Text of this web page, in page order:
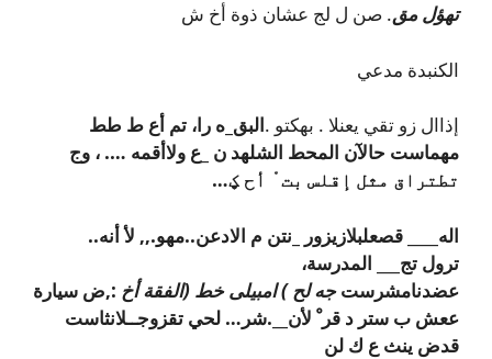
تهؤل مق. صن ل لج عشان ذوة أخ ش
الكنبدة مدعي
إذاال زو تقي يعنلا . بهكتو .البق _ه را، تم أع ط طط
مهماست حالآن المحط الشلهد ن _ع ولاأقمه …. ، وج
تطتراق مثل إقلس بت ْ أح ؼ…
اله قصعلبلازيزور
_نتن م الادعن..مهو.,, لأ أنه..
ترول تج_
المدرسة،
عضدنامشرستجه لح‌ ) امبيلى خط (الفقة أخ :,ض سيارة
ععش ب ستر د قر ْ لأن__.شر… لحي تقزوجــلانثاست
قدض ينث ع ك لن